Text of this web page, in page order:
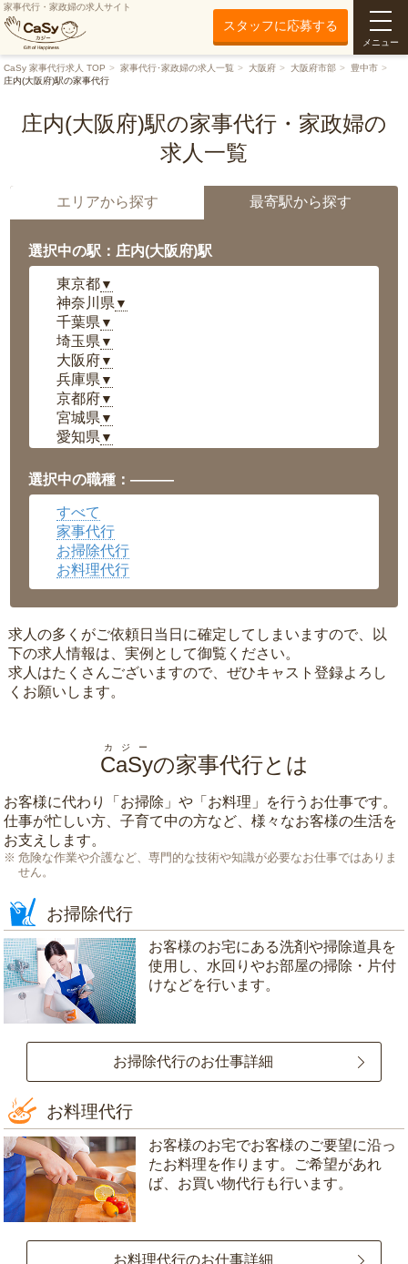
家事代行・家政婦の求人サイト
スタッフに応募する
メニュー
CaSy 家事代行求人 TOP 家事代行･家政婦の求人一覧 大阪府 大阪府市部
豊中市
庄内(大阪府)駅の家事代行
庄内(大阪府)駅の家事代行・家政婦の
求人一覧
エリアから探す 最寄駅から探す
選択中の駅：庄内(大阪府)駅
東京都▼
神奈川県 ▼
千葉県 ▼
埼玉県 ▼
大阪府▼
兵庫県 ▼
京都府▼
宮城県 ▼
愛知県 ▼
岡山県▼
広島県▼
沖縄県
選択中の職種：———
すべて
家事代行
お掃除代行
お料理代行
求人の多くがご依頼日当日に確定してしまいますので、以
下の求人情報は、実例として御覧ください。
求人はたくさんございますので、ぜひキャスト登録よろし
くお願いします。
CaSy
カジー
の家事代行とは
お客様に代わり「 お掃除 」や「 お料理 」を行うお仕事です。
仕事が忙しい方、子育て中の方など、様々なお客様の生活を
お支えします。
危険な作業や介護など、専門的な技術や知識が必要なお仕事ではありま
せん。
お掃除代行
お客様のお宅にある洗剤や掃除道具を
使用し、水回りやお部屋の掃除・片付
けなどを行います。
お掃除代行のお仕事詳細
お料理代行
お客様のお宅でお客様のご要望に沿っ
たお料理を作ります。ご希望があれ
ば、お買い物代行も行います。
お料理代行のお仕事詳細